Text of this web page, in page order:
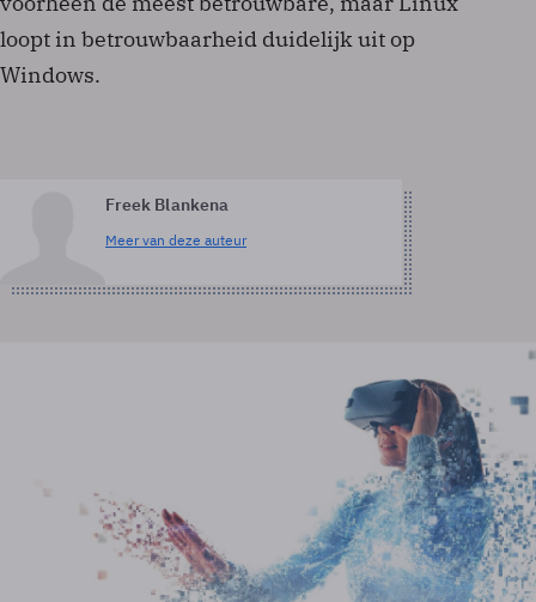
loopt in betrouwbaarheid duidelijk uit op
Windows.
Freek Blankena
Meer van deze auteur